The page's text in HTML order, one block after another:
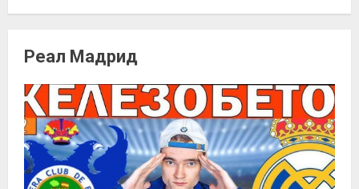
Реал Мадрид